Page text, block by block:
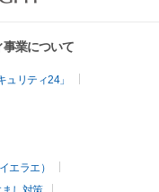
業について
リティ24」
エラエ）